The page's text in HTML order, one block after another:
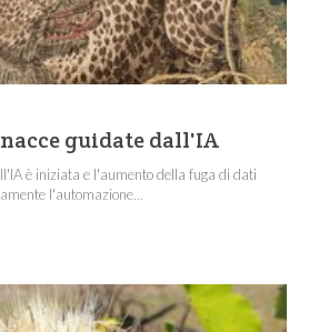
guidate dall'IA
è iniziata e l'aumento della fuga di dati
l'automazione...